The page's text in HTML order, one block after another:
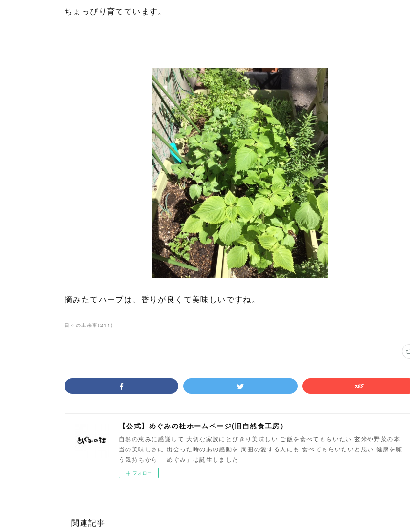
ちょっぴり育てています。
摘みたてハーブは、香りが良くて美味しいですね。
日々の出来事(211)
【公式】めぐみの杜ホームページ(旧自然食工房）
自然の恵みに感謝して 大切な家族にとびきり美味しい ご飯を食べてもらいたい 玄米や野菜の本
当の美味しさに 出会った時のあの感動を 周囲の愛する人にも 食べてもらいたいと思い 健康を願
う気持ちから 「めぐみ」は誕生しました
フォロー
関連記事